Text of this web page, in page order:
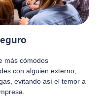
más cómodos
con alguien externo,
evitando así el temor a